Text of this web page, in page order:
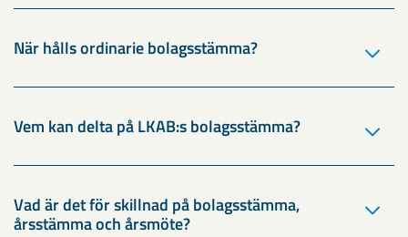
När hålls ordinarie bolagsstämma?
Vem kan delta på LKAB:s bolagsstämma?
Vad är det för skillnad på bolagsstämma,
årsstämma och årsmöte?